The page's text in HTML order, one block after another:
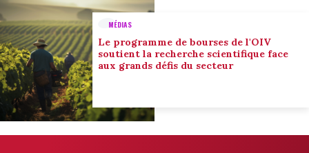
MÉDIAS
Le programme de bourses de l'OIV
soutient la recherche scientifique face
aux grands défis du secteur